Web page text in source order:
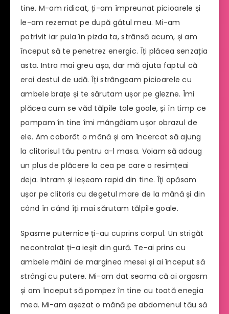
tine. M-am ridicat, ți-am împreunat picioarele și
le-am rezemat pe după gâtul meu. Mi-am
potrivit iar pula în pizda ta, strânsă acum, și am
început să te penetrez energic. Îți plăcea senzația
asta. Intra mai greu așa, dar mă ajuta faptul că
erai destul de udă. Îți strângeam picioarele cu
ambele brațe și te sărutam ușor pe glezne. Îmi
plăcea cum se văd tălpile tale goale, și în timp ce
pompam în tine îmi mângâiam ușor obrazul de
ele. Am coborât o mână și am încercat să ajung
la clitorisul tău pentru a-l masa. Voiam să adaug
un plus de plăcere la cea pe care o resimțeai
deja. Intram și ieșeam rapid din tine. Îţi apăsam
ușor pe clitoris cu degetul mare de la mână și din
când în când îți mai sărutam tălpile goale.
Spasme puternice ți-au cuprins corpul. Un strigăt
necontrolat ți-a ieșit din gură. Te-ai prins cu
ambele mâini de marginea mesei și ai început să
strângi cu putere. Mi-am dat seama că ai orgasm
și am început să pompez în tine cu toată enegia
mea. Mi-am așezat o mână pe abdomenul tău să